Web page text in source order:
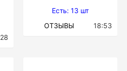
Есть: 13 шт
ОТЗЫВЫ
18:53